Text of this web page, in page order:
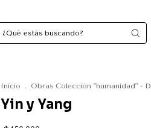
Inicio . Obras Colección "humanidad" -
Yin y Yang